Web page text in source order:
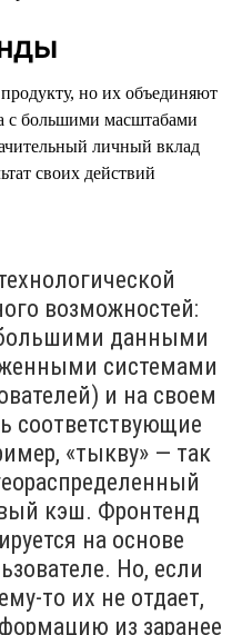
но их объединяют
с большими масштабами
личный вклад
своих действий
возможностей:
большими данными
системами
и на своем
соответствующие
«тыкву» — так
кэш. Фронтенд
на основе
Но, если
то их не отдает,
из заранее